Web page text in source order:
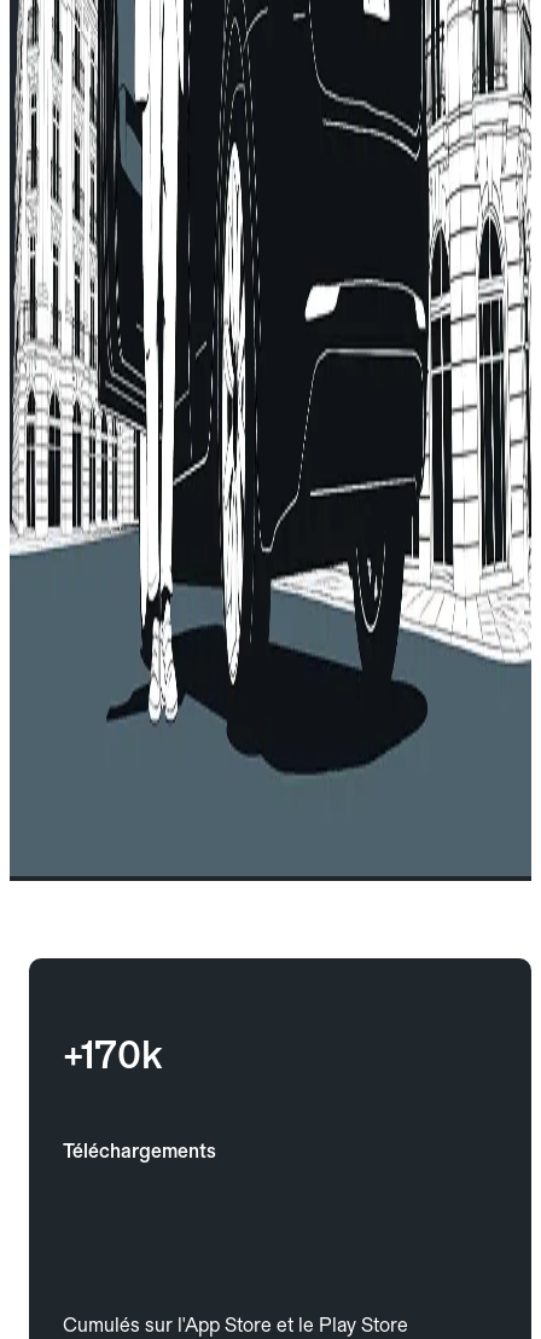
+170k
Téléchargements
Cumulés sur l'App Store et le Play Store